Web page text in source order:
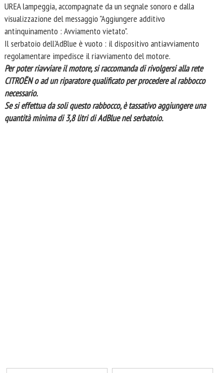
UREA lampeggia, accompagnate da un segnale sonoro e dalla
visualizzazione del messaggio "Aggiungere additivo
antinquinamento : Avviamento vietato".
Il serbatoio dell'AdBlue è vuoto : il dispositivo antiavviamento
regolamentare impedisce il riavviamento del motore.
Per poter riavviare il motore, si raccomanda di rivolgersi alla rete
CITROËN o ad un riparatore qualificato per procedere al rabbocco
necessario.
Se si effettua da soli questo rabbocco, è tassativo aggiungere una
quantità minima di 3,8 litri di AdBlue nel serbatoio.